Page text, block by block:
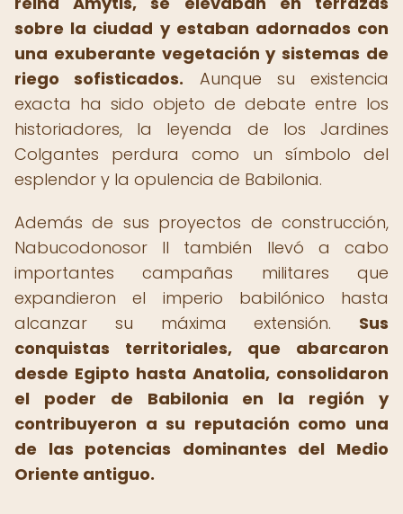
sobre la ciudad y estaban adornados con
una exuberante vegetación y sistemas de
riego sofisticados. Aunque su existencia
exacta ha sido objeto de debate entre los
historiadores, la leyenda de los Jardines
Colgantes perdura como un símbolo del
esplendor y la opulencia de Babilonia.
Además de sus proyectos de construcción,
Nabucodonosor II también llevó a cabo
importantes campañas militares que
expandieron el imperio babilónico hasta
alcanzar su máxima extensión. Sus
conquistas territoriales, que abarcaron
desde Egipto hasta Anatolia, consolidaron
el poder de Babilonia en la región y
contribuyeron a su reputación como una
de las potencias dominantes del Medio
Oriente antiguo.